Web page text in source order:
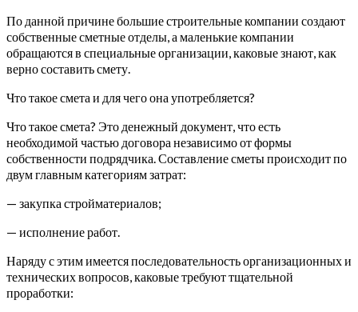
По данной причине большие строительные компании создают
собственные сметные отделы, а маленькие компании
обращаются в специальные организации, каковые знают, как
верно составить смету.
Что такое смета и для чего она употребляется?
Что такое смета? Это денежный документ, что есть
необходимой частью договора независимо от формы
собственности подрядчика. Составление сметы происходит по
двум главным категориям затрат:
— закупка стройматериалов;
— исполнение работ.
Наряду с этим имеется последовательность организационных и
технических вопросов, каковые требуют тщательной
проработки: